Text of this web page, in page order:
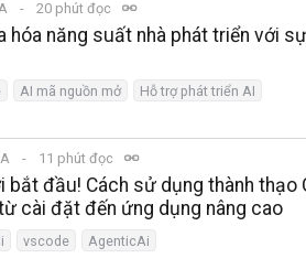
20 phút đọc
năng suất nhà phát triển với
AI mã nguồn mở Hỗ trợ phát triển AI
11 phút đọc
bắt đầu! Cách sử dụng thành thạo
cài đặt đến ứng dụng nâng cao
vscode AgenticAi